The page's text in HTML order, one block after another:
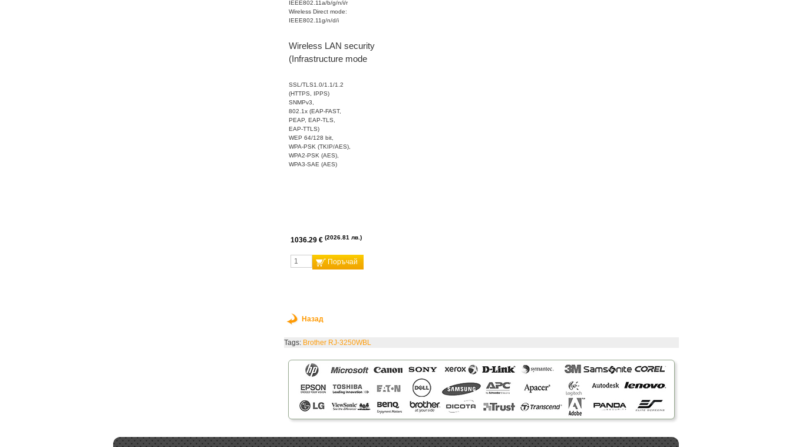
IEEE802.11a/b/g/n/i/r
Wireless Direct mode:
IEEE802.11g/n/d/i
Wireless LAN security
(Infrastructure mode
SSL/TLS1.0/1.1/1.2
(HTTPS, IPPS)
SNMPv3,
802.1x (EAP-FAST,
PEAP, EAP-TLS,
EAP-TTLS)
WEP 64/128 bit,
WPA-PSK (TKIP/AES),
WPA2-PSK (AES),
WPA3-SAE (AES)
1036.29 € 2026.81 лв.
Поръчай
Назад
Tags: Brother RJ-3250WBL